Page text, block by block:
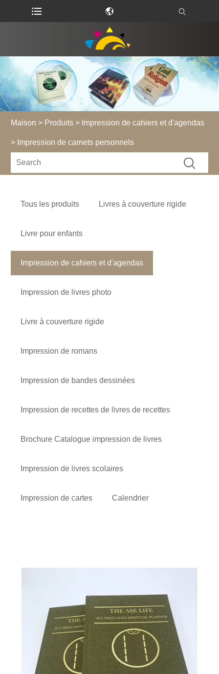
Maison > Produits > Impression de cahiers et d'agendas
> Impression de carnets personnels
Tous les produits Livres à couverture rigide
Livre pour enfants
Impression de cahiers et d'agendas
Impression de livres photo
Livre à couverture rigide
Impression de romans
Impression de bandes dessinées
Impression de recettes de livres de recettes
Brochure Catalogue impression de livres
Impression de livres scolaires
Impression de cartes Calendrier